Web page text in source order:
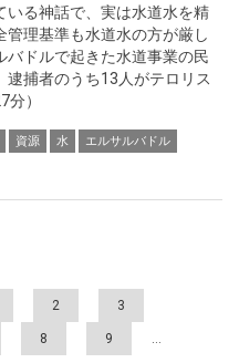
いる神話で、実は水道水を精
理基準も水道水の方が厳し
バドルで起きた水道事業の民
捕者のうち13人がテロリス
）
資源 水 エルサルバドル
2 3
8 9 …